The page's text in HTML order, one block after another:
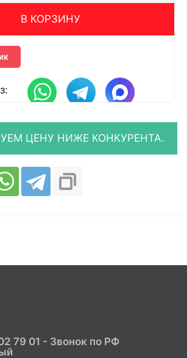
В КОРЗИНУ
79 01 - Звонок по РФ